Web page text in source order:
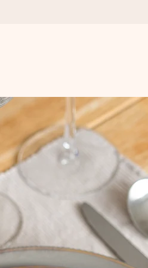
så raskt som mulig - slik at
Reviews.
navn, et bilde av dere eller en